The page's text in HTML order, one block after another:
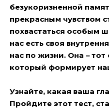
безукоризненной
прекрасным чувством
похвастаться особым
нас есть своя
нас по жизни. Она –
который формирует
Узнайте, какая ваша
Пройдите этот тест,